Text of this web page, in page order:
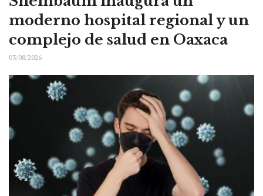
moderno hospital regional y un
complejo de salud en Oaxaca
03/08/2026